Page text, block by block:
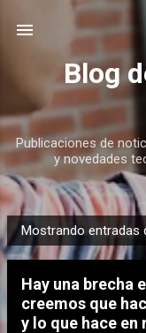
Blog
Publicaciones de
y novedades
E
n
Mostrando entradas
Hay una brecha
creemos que
y lo que hace en